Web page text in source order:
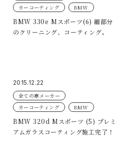
カーコーティング
BMW
BMW 330e Mスポーツ(6) 細部分
のクリーニング、コーティング。
2015.12.22
全ての車メーカー
カーコーティング
BMW
BMW 320d Mスポーツ (5) プレミ
アムガラスコーティング施工完了！